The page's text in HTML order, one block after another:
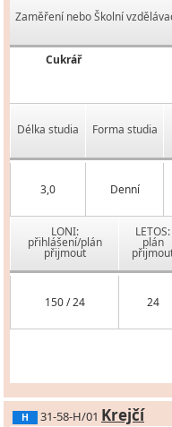
Zaměření nebo Školní
Cukrář
Délka studia Forma studia
3,0 Denní
LONI:
přihlášení/plán
přijmout
LETOS:
plán
150 / 24 24
H 31-58-H/01 Krejčí